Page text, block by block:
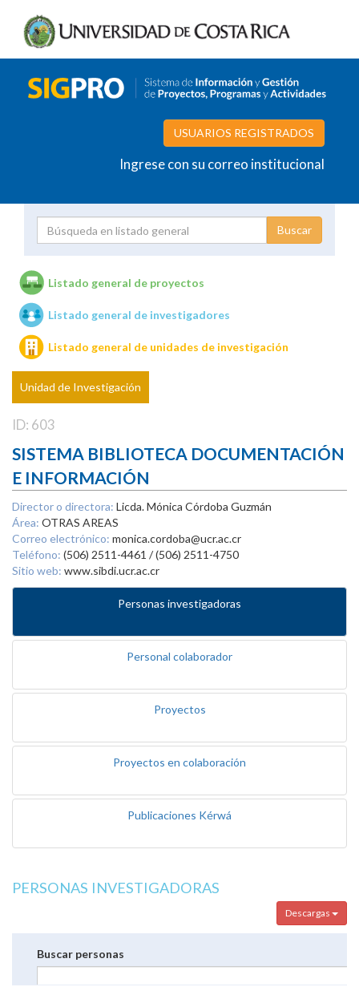
USUARIOS REGISTRADOS
Ingrese con su correo institucional
Unidades de investigación
Listado general de proyectos
Listado general de investigadores
Listado general de unidades de investigación
Unidad de Investigación
ID: 603
SISTEMA BIBLIOTECA DOCUMENTACIÓN
E INFORMACIÓN
Director o directora: Licda. Mónica Córdoba Guzmán
Área: OTRAS AREAS
Correo electrónico: monica.cordoba@ucr.ac.cr
Teléfono: (506) 2511-4461 / (506) 2511-4750
Sitio web: www.sibdi.ucr.ac.cr
Personas investigadoras
Personal colaborador
Proyectos
Proyectos en colaboración
Publicaciones Kérwá
PERSONAS INVESTIGADORAS
Descargas
Buscar personas